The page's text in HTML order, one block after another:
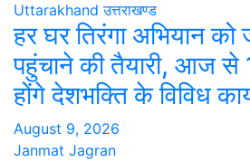
Uttarakhand उत्तराखण्ड
हर घर तिरंगा अभियान
पहुंचाने की तैयारी, आज
होंगे देशभक्ति के विविध
August 9, 2026
Janmat Jagran